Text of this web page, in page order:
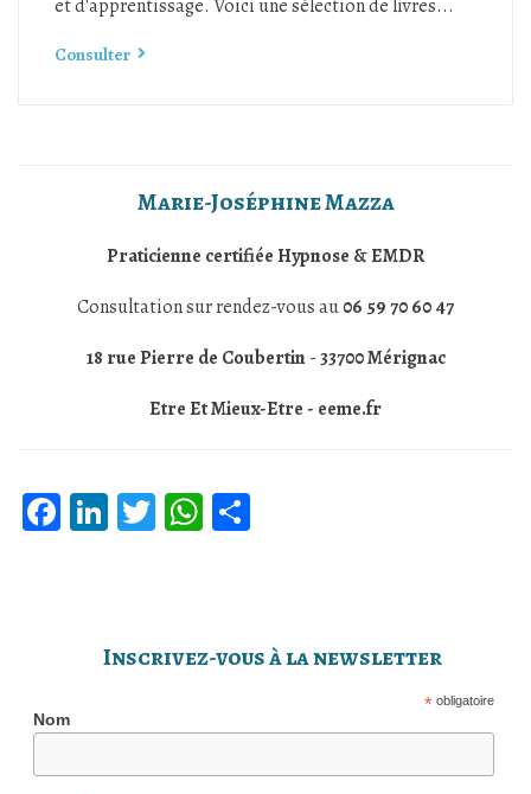
et d'apprentissage. Voici une sélection de livres...
Consulter
Marie-Joséphine Mazza
Praticienne certifiée Hypnose & EMDR
Consultation sur rendez-vous au06 59 70 60 47
18 rue Pierre de Coubertin-33700Mérignac
Etre Et Mieux-Etre - eeme.fr
Facebook
LinkedIn
TwitterWhatsApp
Inscrivez-vous à la newsletter
*obligatoire
Nom